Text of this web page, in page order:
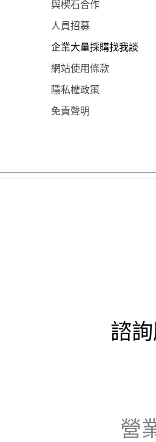
與楔石合作
人員招募
企業大量採購找我談
網站使用條款
隱私權政策
免責聲明
諮
營